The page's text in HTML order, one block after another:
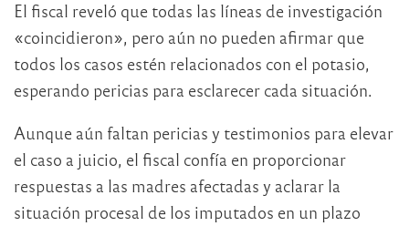
El fiscal reveló que todas las líneas de investigación
«coincidieron», pero aún no pueden afirmar que
todos los casos estén relacionados con el potasio,
esperando pericias para esclarecer cada situación.
Aunque aún faltan pericias y testimonios para elevar
el caso a juicio, el fiscal confía en proporcionar
respuestas a las madres afectadas y aclarar la
situación procesal de los imputados en un plazo